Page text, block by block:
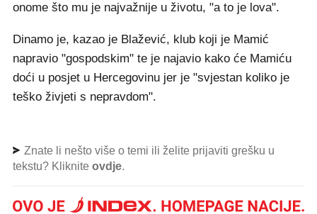
onome što mu je najvažnije u životu, "a to je lova".
Dinamo je, kazao je Blažević, klub koji je Mamić
napravio "gospodskim" te je najavio kako će Mamiću
doći u posjet u Hercegovinu jer je "svjestan koliko je
teško živjeti s nepravdom".
Znate li nešto više o temi ili želite prijaviti grešku u
tekstu? Kliknite ovdje.